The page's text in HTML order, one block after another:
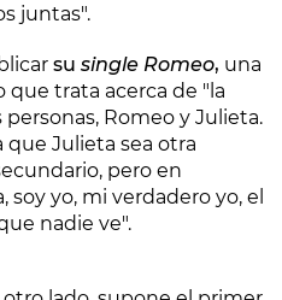
juntas".
su single Romeo, una
trata acerca de "la
Romeo y Julieta.
que Julieta sea otra
pero en
soy yo, mi verdadero yo, el
nadie ve".